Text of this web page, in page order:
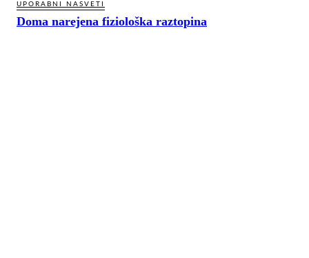
UPORABNI NASVETI
Doma narejena fiziološka raztopina